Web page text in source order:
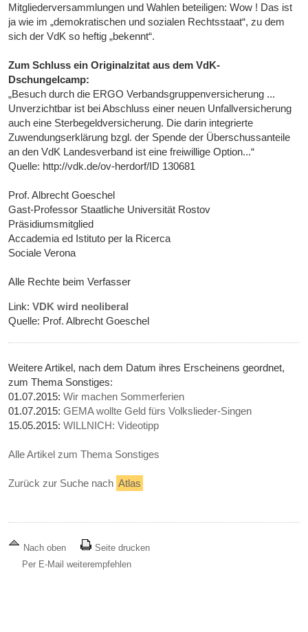
Mitgliederversammlungen und Wahlen beteiligen: Wow ! Das ist
ja wie im „demokratischen und sozialen Rechtsstaat“, zu dem
sich der VdK so heftig „bekennt“.
Zum Schluss ein Originalzitat aus dem VdK-
Dschungelcamp:
„Besuch durch die ERGO Verbandsgruppenversicherung ...
Unverzichtbar ist bei Abschluss einer neuen Unfallversicherung
auch eine Sterbegeldversicherung. Die darin integrierte
Zuwendungserklärung bzgl. der Spende der Überschussanteile
an den VdK Landesverband ist eine freiwillige Option...“
Quelle: http://vdk.de/ov-herdorf/ID 130681
Prof. Albrecht Goeschel
Gast-Professor Staatliche Universität Rostov
Präsidiumsmitglied
Accademia ed Istituto per la Ricerca
Sociale Verona
Alle Rechte beim Verfasser
Link:VDK wird neoliberal
Quelle: Prof. Albrecht Goeschel
Weitere Artikel, nach dem Datum ihres Erscheinens geordnet,
zum Thema Sonstiges:
01.07.2015:Wir machen Sommerferien
01.07.2015:GEMA wollte Geld fürs Volkslieder-Singen
15.05.2015:WILLNICH: Videotipp
Alle Artikel zum Thema Sonstiges
Zurück zur Suche nach Atlas
Nach oben
Seite drucken
Per E-Mail weiterempfehlen